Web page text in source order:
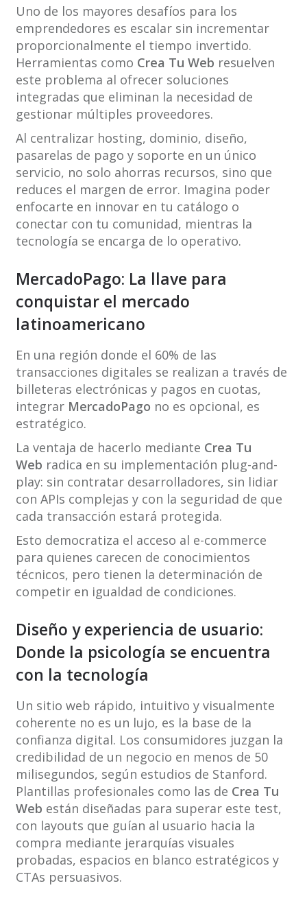
Uno de los mayores desafíos para los
emprendedores es escalar sin incrementar
proporcionalmente el tiempo invertido.
Herramientas como Crea Tu Web resuelven
este problema al ofrecer soluciones
integradas que eliminan la necesidad de
gestionar múltiples proveedores.
Al centralizar hosting, dominio, diseño,
pasarelas de pago y soporte en un único
servicio, no solo ahorras recursos, sino que
reduces el margen de error. Imagina poder
enfocarte en innovar en tu catálogo o
conectar con tu comunidad, mientras la
tecnología se encarga de lo operativo.
MercadoPago: La llave para
conquistar el mercado
latinoamericano
En una región donde el 60% de las
transacciones digitales se realizan a través de
billeteras electrónicas y pagos en cuotas,
integrar MercadoPago no es opcional, es
estratégico.
La ventaja de hacerlo mediante Crea Tu
Web radica en su implementación plug-and-
play: sin contratar desarrolladores, sin lidiar
con APIs complejas y con la seguridad de que
cada transacción estará protegida.
Esto democratiza el acceso al e-commerce
para quienes carecen de conocimientos
técnicos, pero tienen la determinación de
competir en igualdad de condiciones.
Diseño y experiencia de usuario:
Donde la psicología se encuentra
con la tecnología
Un sitio web rápido, intuitivo y visualmente
coherente no es un lujo, es la base de la
confianza digital. Los consumidores juzgan la
credibilidad de un negocio en menos de 50
milisegundos, según estudios de Stanford.
Plantillas profesionales como las de Crea Tu
Web están diseñadas para superar este test,
con layouts que guían al usuario hacia la
compra mediante jerarquías visuales
probadas, espacios en blanco estratégicos y
CTAs persuasivos.